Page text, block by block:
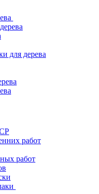
для дерева
работ
работ